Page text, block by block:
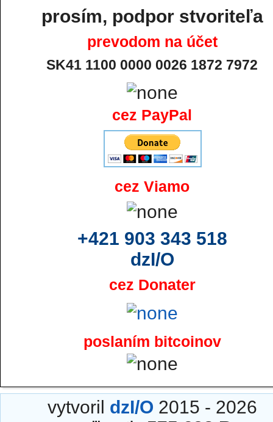
prosím, podpor stvoriteľa
prevodom na účet
SK41 1100 0000 0026 1872 7972
cez PayPal
cez Viamo
+421 903 343 518
dzI/O
cez Donater
poslaním bitcoinov
vytvoril dzI/O 2015 - 2026